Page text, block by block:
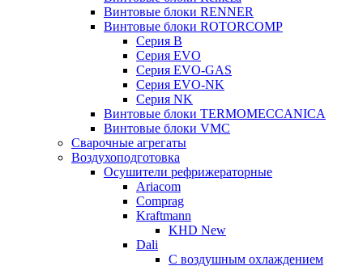
Винтовые блоки RENNER
Винтовые блоки ROTORCOMP
Серия B
Серия EVO
Серия EVO-GAS
Серия EVO-NK
Серия NK
Винтовые блоки TERMOMECCANICA
Винтовые блоки VMC
Сварочные агрегаты
Воздухоподготовка
Осушители рефрижераторные
Ariacom
Comprag
Kraftmann
KHD New
Dali
C воздушным охлаждением